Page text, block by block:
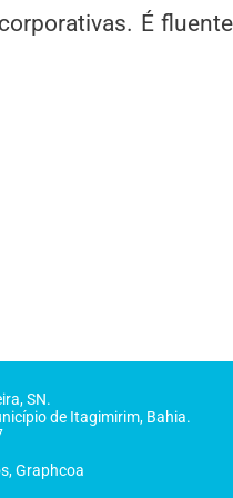
É fluente
SN.
de Itagimirim, Bahia.
Graphcoa